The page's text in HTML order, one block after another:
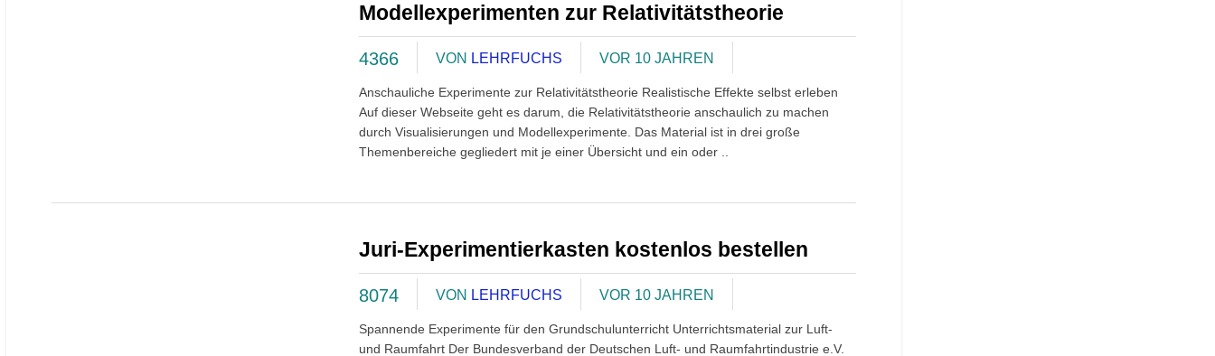
Modellexperimenten zur Relativitätstheorie
4366 VON LEHRFUCHS VOR 10 JAHREN
Anschauliche Experimente zur Relativitätstheorie Realistische Effekte selbst erleben
Auf dieser Webseite geht es darum, die Relativitätstheorie anschaulich zu machen
durch Visualisierungen und Modellexperimente. Das Material ist in drei große
Themenbereiche gegliedert mit je einer Übersicht und ein oder ..
Juri-Experimentierkasten kostenlos bestellen
8074 VON LEHRFUCHS VOR 10 JAHREN
Spannende Experimente für den Grundschulunterricht Unterrichtsmaterial zur Luft-
und Raumfahrt Der Bundesverband der Deutschen Luft- und Raumfahrtindustrie e.V.